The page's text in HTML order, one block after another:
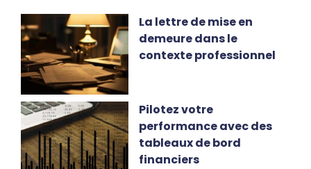
La lettre de mise en
demeure dans le
contexte professionnel
Pilotez votre
performance avec des
tableaux de bord
financiers